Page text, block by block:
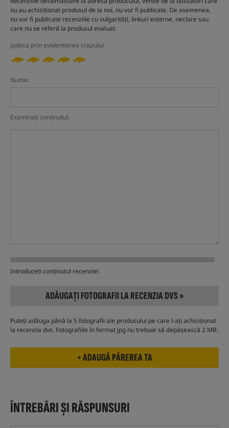
nu au achiziționat produsul de la noi, nu vor fi publicate. De asemenea,
nu vor fi publicate recenziile cu vulgarități, linkuri externe, neclare sau
care nu se referă la produsul evaluat.
judeca prin evidentierea crapului
Nume:
Examinați conținutul:
Introduceți conținutul recenziei
ADĂUGAȚI FOTOGRAFII LA RECENZIA DVS »
Puteți adăuga până la 5 fotografii ale produsului pe care l-ați achiziționat
la recenzia dvs. Fotografiile în format jpg nu trebuie să depășească 2 MB.
ÎNTREBĂRI ȘI RĂSPUNSURI